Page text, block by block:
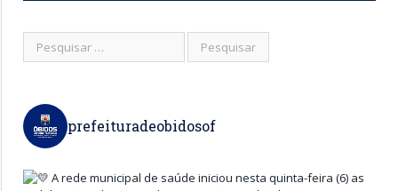
prefeituradeobidosof